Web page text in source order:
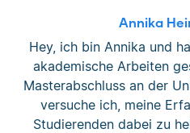
Annika
Hey, ich bin Annika und
akademische Arbeiten
Masterabschluss an der
versuche ich, meine
Studierenden dabei zu